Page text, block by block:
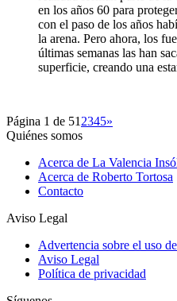
en los años 60 para
con el paso de los años
la arena. Pero ahora, los
últimas semanas las han
superficie, creando una
Página 1 de 51 2345»
Quiénes somos
Acerca de La Valencia
Acerca de Roberto Tortosa
Contacto
Aviso Legal
Advertencia sobre el uso
Aviso Legal
Política de privacidad